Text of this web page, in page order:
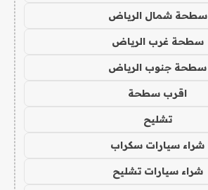
سطحة شمال الرياض
سطحة غرب الرياض
سطحة جنوب الرياض
اقرب سطحة
تشليح
شراء سيارات سكراب
شراء سيارات تشليح